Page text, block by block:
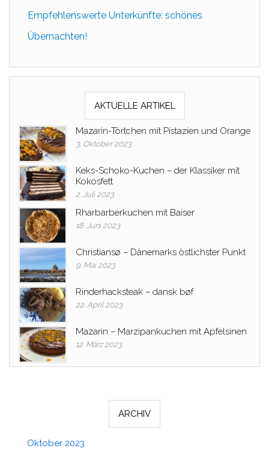
Empfehlenswerte Unterkünfte: schönes
Übernachten!
AKTUELLE ARTIKEL
Mazarin-Törtchen mit Pistazien und Orange
3. Oktober 2023
Keks-Schoko-Kuchen – der Klassiker mit
Kokosfett
2. Juli 2023
Rharbarberkuchen mit Baiser
18. Juni 2023
Christiansø – Dänemarks östlichster Punkt
9. Mai 2023
Rinderhacksteak – dansk bøf
22. April 2023
Mazarin – Marzipankuchen mit Apfelsinen
12. März 2023
ARCHIV
Oktober 2023